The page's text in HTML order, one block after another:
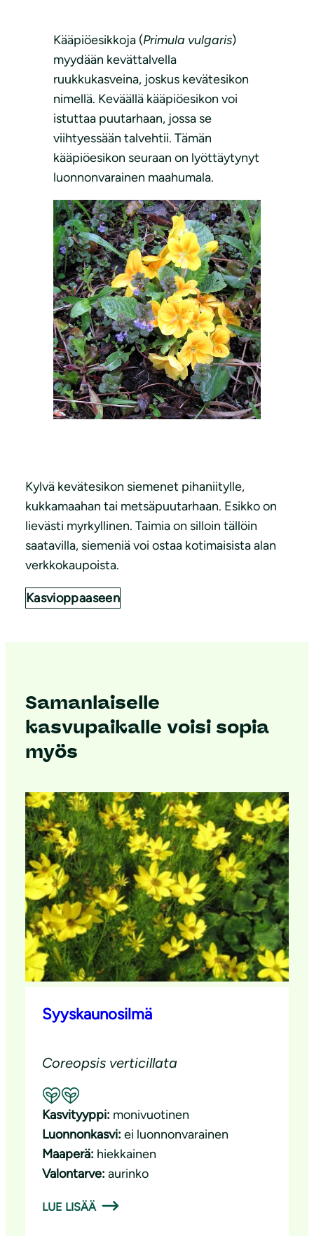
Kääpiöesikkoja (Primula vulgaris)
myydään kevättalvella
ruukkukasveina, joskus kevätesikon
nimellä. Keväällä kääpiöesikon voi
istuttaa puutarhaan, jossa se
viihtyessään talvehtii. Tämän
kääpiöesikon seuraan on lyöttäytynyt
luonnonvarainen maahumala.
Kylvä kevätesikon siemenet pihaniitylle,
kukkamaahan tai metsäpuutarhaan. Esikko on
lievästi myrkyllinen. Taimia on silloin tällöin
saatavilla, siemeniä voi ostaa kotimaisista alan
verkkokaupoista.
Kasvioppaaseen
Samanlaiselle
kasvupaikalle voisi sopia
myös
Syyskaunosilmä
Coreopsis verticillata
Suositeltavuus: Hyvä pölyttäjäkasvi
Kasvityyppi: monivuotinen
Luonnonkasvi: ei luonnonvarainen
Maaperä: hiekkainen
Valontarve: aurinko
LUE LISÄÄ